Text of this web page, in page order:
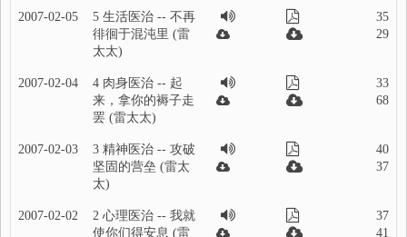
2007-02-05
5 生活医治 -- 不再
徘徊于混沌里 (雷
太太)
35
29
2007-02-04
4 肉身医治 -- 起
来，拿你的褥子走
罢 (雷太太)
33
68
2007-02-03
3 精神医治 -- 攻破
坚固的营垒 (雷太
太)
40
37
2007-02-02
2 心理医治 -- 我就
使你们得安息 (雷
37
41